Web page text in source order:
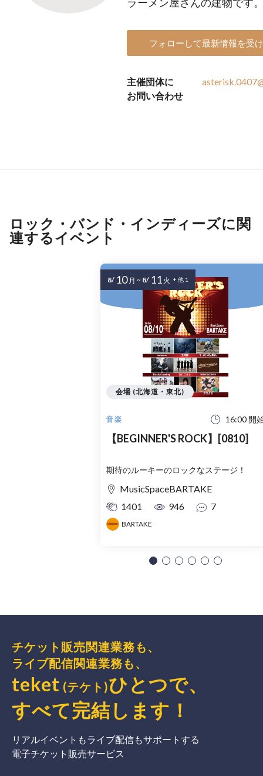
フォローして最新情報を受
主催団体に
お問い合わせ
ロック・バンド・インディーズに関
連するイベント
音楽 16:00 開
【BEGINNER'S ROCK】[0810]
期待のルーキーのロックなステージ！
MusicSpaceBARTAKE
1401
946 7
BARTAKE
会場 (北海道・東北)
8/ 10 月 ~ 8/ 11 火 + 他 1
チケット販売関連業務も、
ライブ配信関連業務も、
teket (テケト)ひとつで、
すべて完結 します ！
リアルイベントもライブ配信もサポートする
電子チケット販売サービス